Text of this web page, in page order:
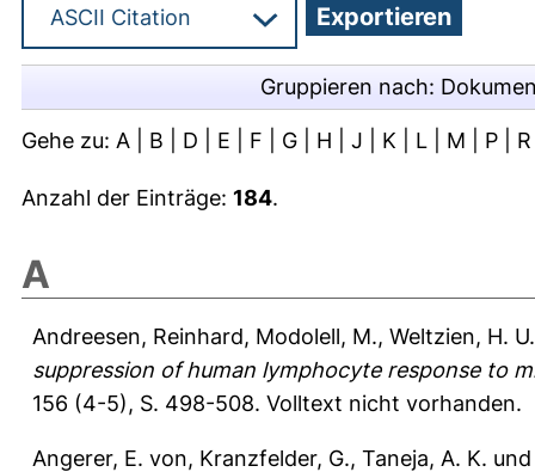
Gruppieren nach:
Gehe zu: A B D E F G H J K L M P R
Anzahl der Einträge: 184.
A
Andreesen, Reinhard, Modolell, M., Weltzien, H. U.
suppression of human lymphocyte response to
156 (4-5), S. 498-508. Volltext nicht vorhanden.
Angerer, E. von, Kranzfelder, G., Taneja, A. K.